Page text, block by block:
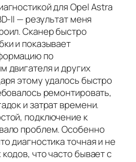
для Opel Astra
II — результат меня
Сканер быстро
и показывает
по
двигателя и других
этому удалось быстро
ремонтировать,
и затрат времени.
подключение к
проблем. Особенно
диагностика точная и не
что часто бывает с